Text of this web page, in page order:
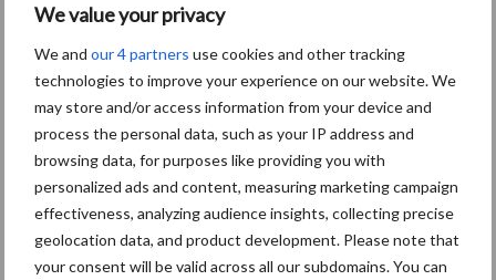
We value your privacy
We and our 4 partners use cookies and other tracking
technologies to improve your experience on our website. We
may store and/or access information from your device and
process the personal data, such as your IP address and
browsing data, for purposes like providing you with
personalized ads and content, measuring marketing campaign
effectiveness, analyzing audience insights, collecting precise
geolocation data, and product development. Please note that
your consent will be valid across all our subdomains. You can
Nieuwe zaadbehandeling
tegen ritnaalden haalt goede
Themapagina's
Diergezondheid Bemesting Fokkerij